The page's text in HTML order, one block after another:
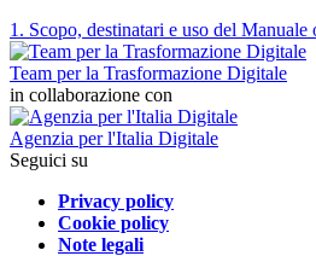
1. Scopo, destinatari e uso del Manuale
Team per la Trasformazione Digitale
in collaborazione con
Agenzia per l'Italia Digitale
Seguici su
Privacy policy
Cookie policy
Note legali